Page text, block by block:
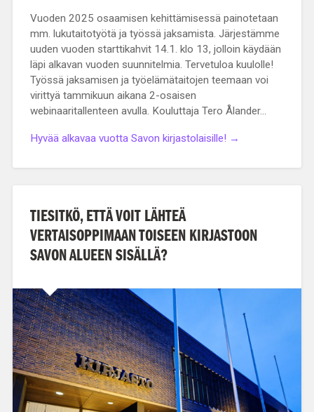
Vuoden 2025 osaamisen kehittämisessä painotetaan
mm. lukutaitotyötä ja työssä jaksamista. Järjestämme
uuden vuoden starttikahvit 14.1. klo 13, jolloin käydään
läpi alkavan vuoden suunnitelmia. Tervetuloa kuulolle!
Työssä jaksamisen ja työelämätaitojen teemaan voi
virittyä tammikuun aikana 2-osaisen
webinaaritallenteen avulla. Kouluttaja Tero Ålander…
Hyvää alkavaa vuotta Savon kirjastolaisille! →
TIESITKÖ, ETTÄ VOIT LÄHTEÄ
VERTAISOPPIMAAN TOISEEN KIRJASTOON
SAVON ALUEEN SISÄLLÄ?